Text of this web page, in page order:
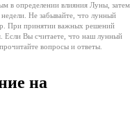
в определении влияния Луны, затем
Не забывайте, что лунный
При принятии важных решений
Если Вы считаете, что наш лунный
вопросы и ответы.
на